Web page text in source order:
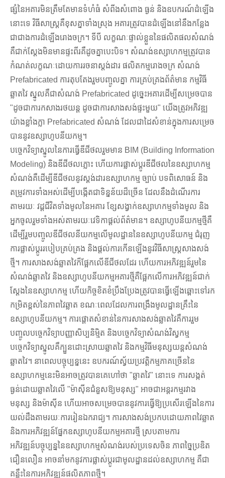
ផ្សំនៃអគារមិនត្រឹមតែមានទំហំធំ សំពីងសំពោង ធ្ងន់ និងឧបករណ៍ដំឡើង
នោះទេ វិធីសាស្រ្តគឺខុសគ្នាទាំងស្រុង អគារត្រូវបានដំឡើងនៅនឹងកន្លែង
ជាជាងការដំឡើងរោងចក្រ។ ទីបី លក្ខណៈផ្ទាល់ខ្លួននៃផលិតផលសំណង់
គឺជាក់ស្តែងមិនមានផ្ទះពីរគឺដូចគ្នាបេះបិទ។ សំណង់ឧស្សាហកម្មត្រូវបាន
កំណត់លក្ខណៈដោយការរចនាស្តង់ដារ ផលិតកម្មរោងចក្រ សំណង់
Prefabricated ការតុបតែងរួមបញ្ចូលគ្នា ការគ្រប់គ្រងព័ត៌មាន កម្មវិធី
ឆ្លាតវៃ ស្នូលគឺជាសំណង់ Prefabricated ដូច្នេះអគារដើម្បីសម្រេចបាន
"ដូចជាការកសាងរថយន្ត ដូចជាការសាងសង់ផ្ទះមួយ" យើងត្រូវអភិវឌ្ឍ
យ៉ាងខ្លាំងក្លា Prefabricated សំណង់ ដែលជាដៃសំខាន់ក្នុងការសម្រេច
បាននូវឧស្សាហូបនីយកម្ម។
បច្ចេកវិទ្យាស្នូលនៃការធ្វើឌីជីថលរួមមាន BIM (Building Information
Modeling) និងឌីជីថលភ្លោះ ហើយការផ្លាស់ប្តូរឌីជីថលនៃឧស្សាហកម្ម
សំណង់គឺដើម្បីឌីជីថលនូវស្តង់ដារឧស្សាហកម្ម ច្បាប់ បទពិសោធន៍ និង
តម្រូវការទាំងអស់ដើម្បីបង្កើតជាទិន្នន័យដ៏ច្រើន ដែលនឹងដំណើរការ
តាមរយៈ វដ្តជីវិតទាំងមូលនៃអគារ ខ្សែសង្វាក់ឧស្សាហកម្មទាំងមូល និង
អ្នកចូលរួមទាំងអស់តាមរយៈវេទិកាផ្តល់ព័ត៌មាន។ ឧស្សាហូបនីយកម្មថ្មីគឺ
ដើម្បីរួមបញ្ចូលឌីជីថលនីយកម្មលើមូលដ្ឋាននៃឧស្សាហូបនីយកម្ម ជំរុញ
ការផ្លាស់ប្តូររបៀបគ្រប់គ្រង និងផ្តល់ការកើនឡើងនូវវិធីសាស្រ្តសាងសង់
ថ្មី។ ការសាងសង់ឆ្លាតវៃក៏ផ្អែកលើឌីជីថលដែរ ហើយការអភិវឌ្ឍន៍រួមនៃ
សំណង់ឆ្លាតវៃ និងឧស្សាហូបនីយកម្មអគារថ្មីគឺផ្អែកលើការអភិវឌ្ឍន៍ជាក់
ស្តែងនៃឧស្សាហកម្ម ហើយកិច្ចខិតខំប្រឹងប្រែងត្រូវបានធ្វើឡើងឆ្ពោះទៅរក
កម្រិតខ្ពស់នៃភាពវៃឆ្លាត ខណៈពេលដែលការពង្រឹងមូលដ្ឋានគ្រឹះនៃ
ឧស្សាហូបនីយកម្ម។ ការផ្តោតសំខាន់នៃការសាងសង់ឆ្លាតវៃគឺការរួម
បញ្ចូលបច្ចេកវិទ្យាបញ្ញាសិប្បនិម្មិត និងបច្ចេកវិទ្យាសំណង់វិស្វកម្ម
បច្ចេកវិទ្យាស្នូលគឺក្បួនដោះស្រាយឆ្លាតវៃ និងកម្មវិធីមនុស្សយន្តសំណង់
ឆ្លាតវៃ។ នាពេលបច្ចុប្បន្ននេះ ឧបករណ៍ស្វ័យប្រវត្តិកម្មភាគច្រើននៃ
ឧស្សាហកម្មនេះមិនអាចត្រូវបានគេហៅថា "ឆ្លាតវៃ" នោះទេ ការសង្កត់
ធ្ងន់ដោយឆ្លាតវៃលើ "ម៉ាស៊ីនជំនួសឱ្យមនុស្ស" អាចជាអន្តរកម្មរវាង
មនុស្ស និងម៉ាស៊ីន ហើយអាចសម្រេចបាននូវការធ្វើឱ្យប្រសើរឡើងនៃការ
យល់ដឹងតាមរយៈការរៀនឯករាជ្យ។ ការសាងសង់ប្រកបដោយភាពវៃឆ្លាត
និងការអភិវឌ្ឍន៍ផ្នែកឧស្សាហូបនីយកម្មអគារថ្មី ស្របតាមការ
អភិវឌ្ឍន៍បច្ចុប្បន្ននៃឧស្សាហកម្មសំណង់របស់ប្រទេសចិន ភាពច្នៃប្រឌិត
ជឿនលឿន អាចនាំមកនូវការផ្លាស់ប្តូរជាមូលដ្ឋានដល់ឧស្សាហកម្ម គឺជា
គន្លឹះនៃការអភិវឌ្ឍន៍ផលិតភាពថ្មី។